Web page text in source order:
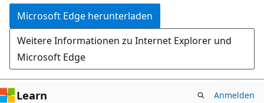
Microsoft Edge herunterladen
Weitere Informationen zu Internet Explorer und
Microsoft Edge
Learn Anmelden